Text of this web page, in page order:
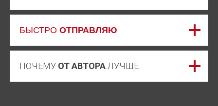
БЫСТРО ОТПРАВЛЯЮ
ПОЧЕМУ ОТ АВТОРАЛУЧШЕ